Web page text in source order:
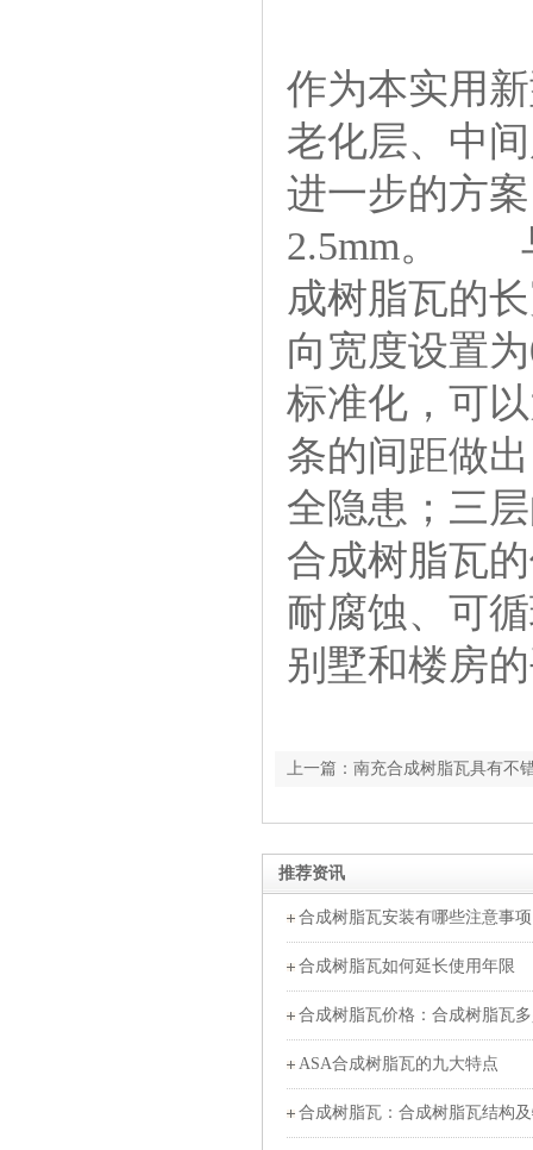
作为本实用
老化层、中
进一步的方
2.5mm。 与
成树脂瓦的
向宽度设置为
标准化，可
条的间距做
全隐患；三
合成树脂瓦
耐腐蚀、可
别墅和楼房
上一篇：南充合成树脂瓦具有不
推荐资讯
合成树脂瓦安装有哪些注意事项
合成树脂瓦如何延长使用年限
合成树脂瓦价格：合成树脂瓦
ASA合成树脂瓦的九大特点
合成树脂瓦：合成树脂瓦结构